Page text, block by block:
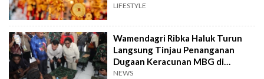
LIFESTYLE
Wamendagri Ribka Haluk Turun
Langsung Tinjau Penanganan
Dugaan Keracunan MBG di
Kabupaten Jayapura
NEWS